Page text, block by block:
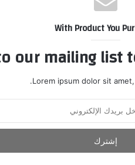
With Product You
our mailing list
Lorem ipsum dolor sit